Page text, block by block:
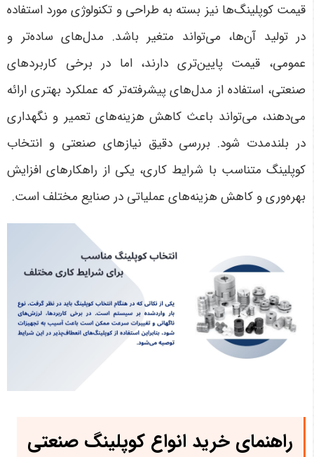
قیمت کوپلینگ‌ها نیز بسته به طراحی و تکنولوژی مورد استفاده
در تولید آن‌ها، می‌تواند متغیر باشد. مدل‌های ساده‌تر و
عمومی، قیمت پایین‌تری دارند، اما در برخی کاربردهای
صنعتی، استفاده از مدل‌های پیشرفته‌تر که عملکرد بهتری ارائه
می‌دهند، می‌تواند باعث کاهش هزینه‌های تعمیر و نگهداری
در بلندمدت شود. بررسی دقیق نیازهای صنعتی و انتخاب
کوپلینگ متناسب با شرایط کاری، یکی از راهکارهای افزایش
بهره‌وری و کاهش هزینه‌های عملیاتی در صنایع مختلف است.
راهنمای خرید انواع کوپلینگ صنعتی